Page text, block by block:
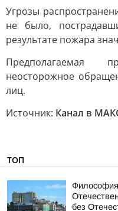
Угрозы
не было,
результате пожара
Предполагаемая
неосторожное
лиц.
Источник: Канал в
ТОП
Философия
без